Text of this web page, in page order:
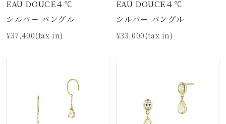
EAU DOUCE４℃
シルバー バングル
¥37,400(tax in)
EAU DOUCE４℃
シルバー バングル
¥33,000(tax in)